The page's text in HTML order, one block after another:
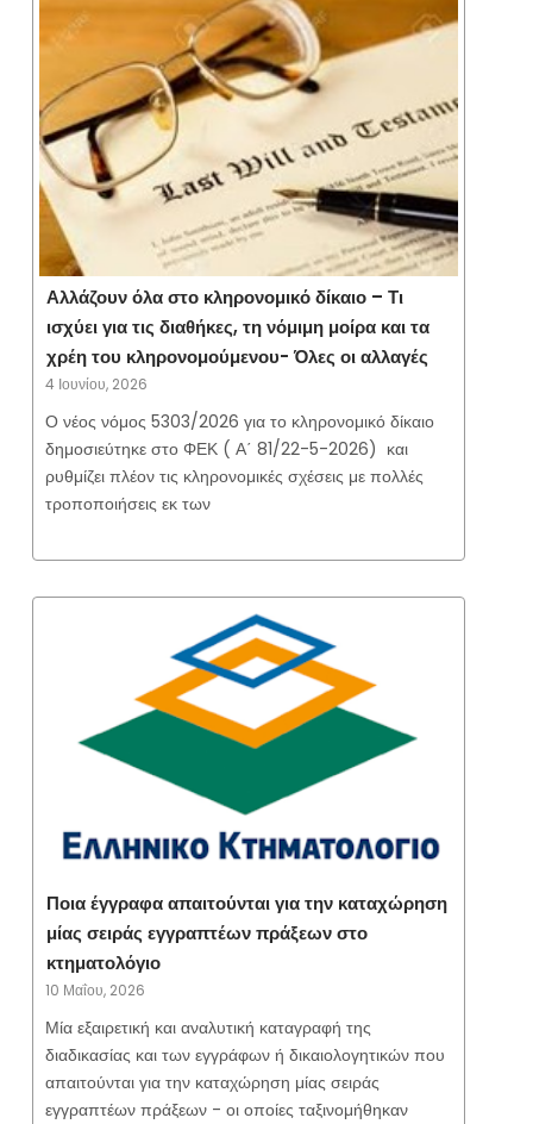
Αλλάζουν όλα στο κληρονομικό δίκαιο – Τι
ισχύει για τις διαθήκες, τη νόμιμη μοίρα και τα
χρέη του κληρονομούμενου- Όλες οι αλλαγές
4 Ιουνίου, 2026
Ο νέος νόμος 5303/2026 για το κληρονομικό δίκαιο
δημοσιεύτηκε στο ΦΕΚ ( Α΄ 81/22-5-2026) και
ρυθμίζει πλέον τις κληρονομικές σχέσεις με πολλές
τροποποιήσεις εκ των
Ποια έγγραφα απαιτούνται για την καταχώρηση
μίας σειράς εγγραπτέων πράξεων στο
κτηματολόγιο
10 Μαΐου, 2026
Μία εξαιρετική και αναλυτική καταγραφή της
διαδικασίας και των εγγράφων ή δικαιολογητικών που
απαιτούνται για την καταχώρηση μίας σειράς
εγγραπτέων πράξεων - οι οποίες ταξινομήθηκαν